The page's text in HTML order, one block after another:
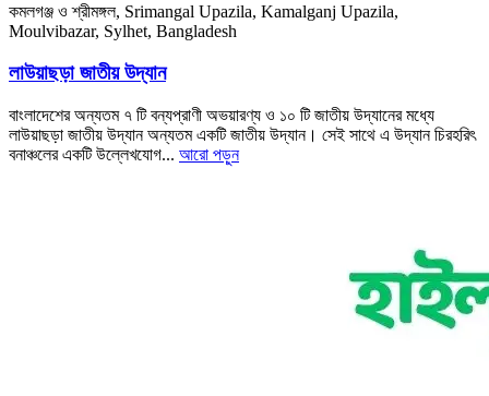
কমলগঞ্জ ও শ্রীমঙ্গল, Srimangal Upazila, Kamalganj Upazila,
Moulvibazar, Sylhet, Bangladesh
লাউয়াছড়া জাতীয় উদ্যান
বাংলাদেশের অন্যতম ৭ টি বন্যপ্রাণী অভয়ারণ্য ও ১০ টি জাতীয় উদ্যানের মধ্যে
লাউয়াছড়া জাতীয় উদ্যান অন্যতম একটি জাতীয় উদ্যান। সেই সাথে এ উদ্যান চিরহরিৎ
বনাঞ্চলের একটি উল্লেখযোগ... আরো পড়ুন